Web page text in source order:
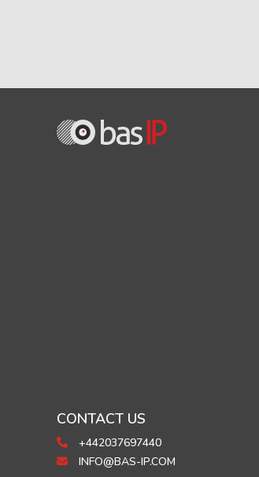
CONTACT US
+442037697440
INFO@BAS-IP.COM